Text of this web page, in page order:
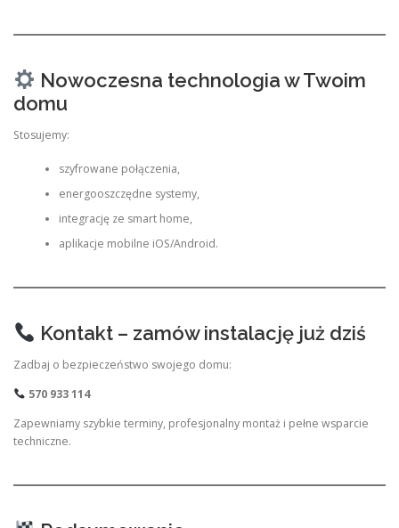
Nowoczesna technologia w Twoim
domu
Stosujemy:
szyfrowane połączenia,
energooszczędne systemy,
integrację ze smart home,
aplikacje mobilne iOS/Android.
Kontakt – zamów instalację już dziś
Zadbaj o bezpieczeństwo swojego domu:
570 933 114
Zapewniamy szybkie terminy, profesjonalny montaż i pełne wsparcie
techniczne.